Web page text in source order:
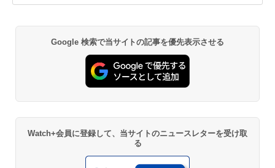
Google 検索で当サイトの記事を優先表示させる
Watch+会員に登録して、当サイトのニュースレターを受け取
る